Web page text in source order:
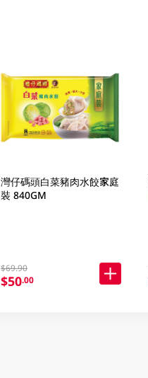
灣仔碼頭白菜豬肉水餃家庭
裝 840GM
$69.90
$50.00